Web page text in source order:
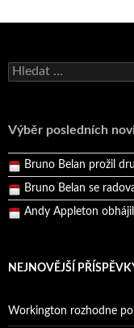
Vyhledávání
Výběr posledních
Bruno Belan se
Pražský přebor
Bruno Belan prožil
Bruno Belan se
Andy Appleton
NEJNOVĚJŠÍ
Workington rozhodne